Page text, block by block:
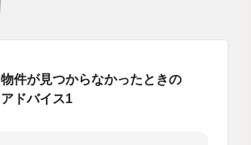
物件が見つからなかったときの
アドバイス1